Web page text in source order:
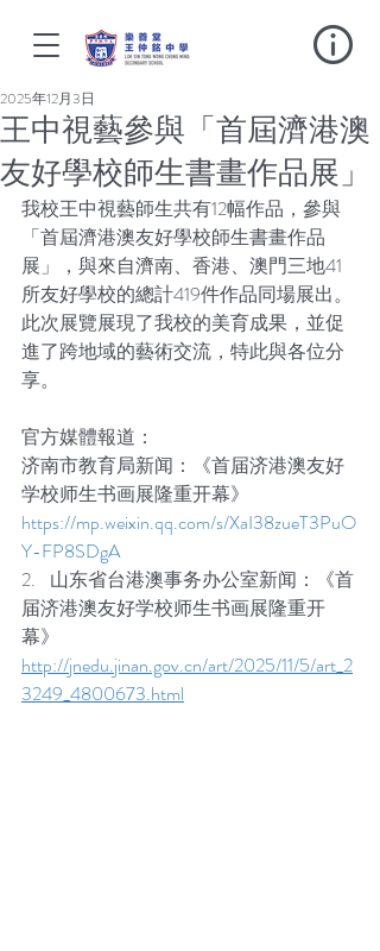
王中視藝參與「首屆濟港澳
友好學校師生書畫作品展」
2025年12月3日
我校王中視藝師生共有12幅作品，參與
「首屆濟港澳友好學校師生書畫作品
展」，與來自濟南、香港、澳門三地41
所友好學校的總計419件作品同場展出。
此次展覽展現了我校的美育成果，並促
進了跨地域的藝術交流，特此與各位分
享。
官方媒體報道：
济南市教育局新闻：《首届济港澳友好
学校师生书画展隆重开幕》
https://mp.weixin.qq.com/s/XaI38zueT3PuO
Y-FP8SDgA
2.    山东省台港澳事务办公室新闻：《首
届济港澳友好学校师生书画展隆重开
幕》
http://jnedu.jinan.gov.cn/art/2025/11/5/art_2
3249_4800673.html